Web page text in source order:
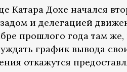
Катара Дохе начался
и делегацией
прошлого года там
график вывода
откажутся